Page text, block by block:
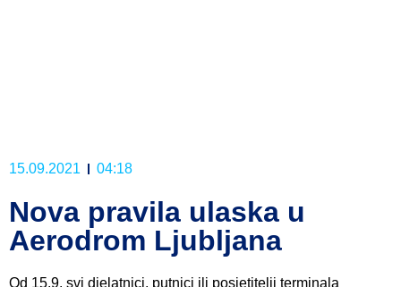
15.09.2021 04:18
Nova pravila ulaska u
Aerodrom Ljubljana
Od 15.9. svi djelatnici, putnici ili posjetitelji terminala